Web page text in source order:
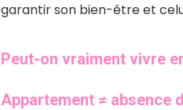
garantir son bien-être et
Peut-on vraiment vivre
Appartement ≠ absence